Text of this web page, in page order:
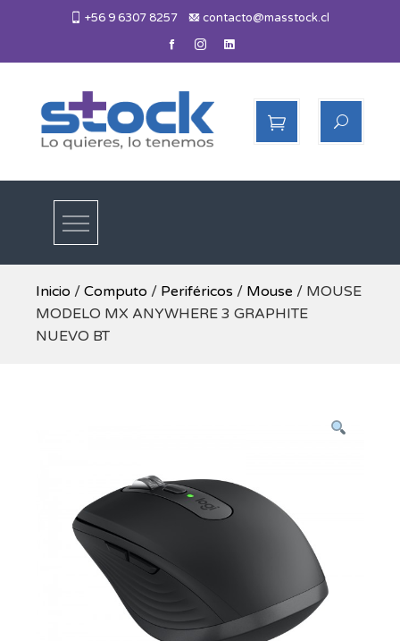
+56 9 6307 8257 contacto@masstock.cl
Más Stock
Inicio / Computo / Periféricos / Mouse / MOUSE
MODELO MX ANYWHERE 3 GRAPHITE
NUEVO BT